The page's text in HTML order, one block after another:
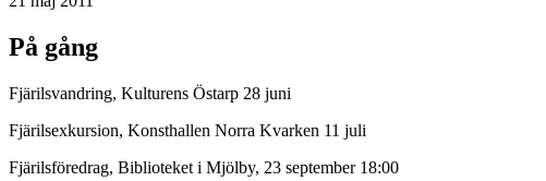
På gång
Fjärilsvandring, Kulturens Östarp 28 juni
Fjärilsexkursion, Konsthallen Norra Kvarken 11 juli
Fjärilsföredrag, Biblioteket i Mjölby, 23 september 18:00